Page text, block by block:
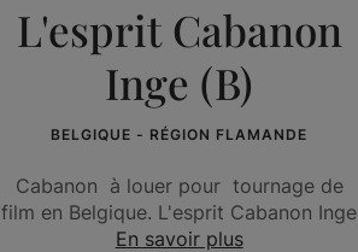
L'esprit Cabanon
Inge (B)
BELGIQUE - RÉGION FLAMANDE
Cabanon à louer pour tournage de
film en Belgique. L'esprit Cabanon Inge
En savoir plus